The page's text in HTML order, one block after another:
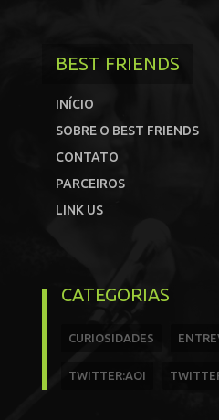
BEST FRIENDS
INÍCIO
SOBRE O BEST FRIENDS
CONTATO
PARCEIROS
LINK US
CATEGORIAS
CURIOSIDADES
TWITTER:AOI